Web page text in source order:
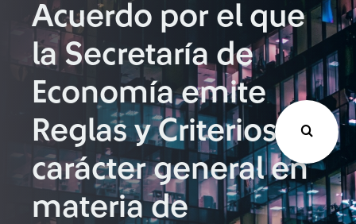
BuscarAcuerdo por el que
la Secretaría de
Economía emite
Reglas y Criterios de
carácter general en
materia de